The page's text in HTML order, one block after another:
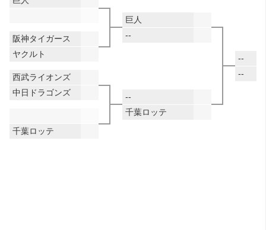
阪神タイガース
ヤクルト
西武ライオンズ
中日ドラゴンズ
千葉ロッテ
巨人
--
--
千葉ロッテ
--
--